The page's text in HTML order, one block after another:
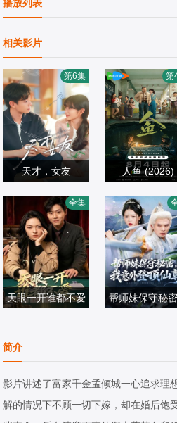
播放列表
相关影片
天才，女友
伟明,安沺,夏浩然
国产剧
2026/中国大陆
第6集
人鱼 (2026)
钿甜,董勇,张帆
创,何思甜,张棪
罗海琼,是安,赵
段钰,董向荣,薛
凝,方晓东,李庆
国产剧
2026/中国大陆
第
天眼一开谁都不爱
国产剧
2026/中国大陆
全集
帮师妹保守秘密
2026/中国大陆
简介
影片讲述了富家千金孟倾城一心追求理
解的情况下不顾一切下嫁，却在婚后饱